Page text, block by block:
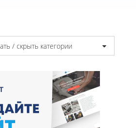
/ скрыть категории